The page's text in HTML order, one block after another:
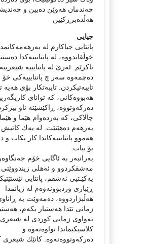
چەندمان هەوێن دەبین و
هەڵدەبزڕكێین
جیایی
پانتایی جیاكارم لە
خوڵقاندووە، لە پانتایییەكدا
ناكرێم. ئەرێ لە پانتایییە
دەچمەوە سەر چ پانتایییەكی خۆ
تایبەتیكردن. تایبەتكار بۆی هەیە
هەبووەكانی، كە توانای
دەركەوتووە، ڕاكێشێتە ناو
چالاكی، كە بەردەوام هێما و
بەرهەم دەهێنێت. لە یەك كاتیش
هەموو پانتایییەكاندا كار بكات و
بۆ ببات.
بەرانبەر بە ئاگایی خۆم
مەشقكردوو و ئەهلی
یەكێـتیی ئەشقم، پانتایی
ڕێبازی وردبوونەوەم لە ژیانمدا
هەڵبژاردووە، دەمەوێت بە ڕاناوی
زمانی تێدا هەستیار بكەم،
تەواوی زمانی كوردی لە شیعری
كلاسیكیماندا تواوەتەوە و
دەركەوتووەتەوە. كاتێك شیعری